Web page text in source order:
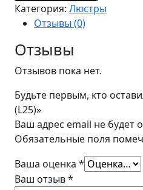
Категория: Люстры
Отзывы (0)
Отзывы
Отзывов пока нет.
Будьте первым, кто
(L25)»
Ваш адрес email не будет
Обязательные поля
Ваша оценка *
Ваш отзыв*